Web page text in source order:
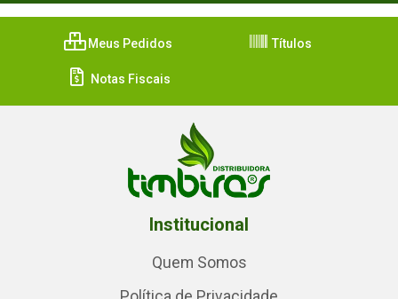
Meus Pedidos Títulos
Notas Fiscais
Institucional
Quem Somos